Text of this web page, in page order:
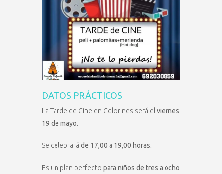
DATOS PRÁCTICOS
La Tarde de Cine en Colorines será el viernes
19 de mayo.
Se celebrará de 17,00 a 19,00 horas.
Es un plan perfecto para niños de tres a ocho